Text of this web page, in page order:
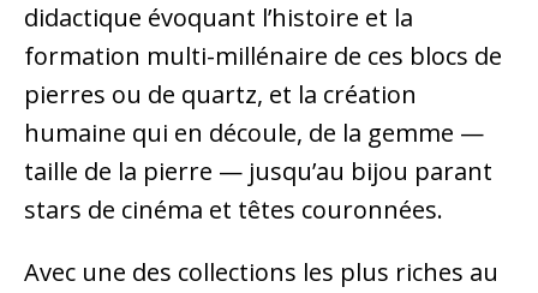
didactique évoquant l’histoire et la
formation multi-millénaire de ces blocs de
pierres ou de quartz, et la création
humaine qui en découle, de la gemme —
taille de la pierre — jusqu’au bijou parant
stars de cinéma et têtes couronnées.
Avec une des collections les plus riches au